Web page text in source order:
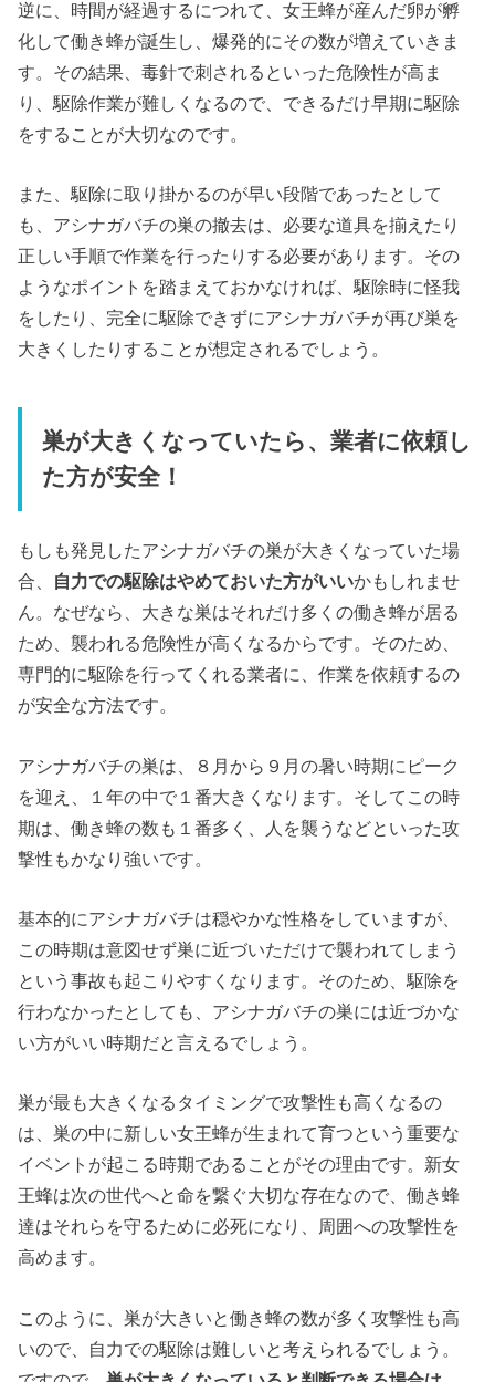
逆に、時間が経過するにつれて、女王蜂が産んだ卵が孵
化して働き蜂が誕生し、爆発的にその数が増えていきま
す。その結果、毒針で刺されるといった危険性が高ま
り、駆除作業が難しくなるので、できるだけ早期に駆除
をすることが大切なのです。
また、駆除に取り掛かるのが早い段階であったとして
も、アシナガバチの巣の撤去は、必要な道具を揃えたり
正しい手順で作業を行ったりする必要があります。その
ようなポイントを踏まえておかなければ、駆除時に怪我
をしたり、完全に駆除できずにアシナガバチが再び巣を
大きくしたりすることが想定されるでしょう。
巣が大きくなっていたら、業者に依頼し
た方が安全！
もしも発見したアシナガバチの巣が大きくなっていた場
合、 自力での駆除はやめておいた方がいいかもしれませ
ん。なぜなら、大きな巣はそれだけ多くの働き蜂が居る
ため、襲われる危険性が高くなるからです。そのため、
専門的に駆除を行ってくれる業者に、作業を依頼するの
が安全な方法です。
アシナガバチの巣は、８月から９月の暑い時期にピーク
を迎え、１年の中で１番大きくなります。そしてこの時
期は、働き蜂の数も１番多く、人を襲うなどといった攻
撃性もかなり強いです。
基本的にアシナガバチは穏やかな性格をしていますが、
この時期は意図せず巣に近づいただけで襲われてしまう
という事故も起こりやすくなります。そのため、駆除を
行わなかったとしても、アシナガバチの巣には近づかな
い方がいい時期だと言えるでしょう。
巣が最も大きくなるタイミングで攻撃性も高くなるの
は、巣の中に新しい女王蜂が生まれて育つという重要な
イベントが起こる時期であることがその理由です。新女
王蜂は次の世代へと命を繋ぐ大切な存在なので、働き蜂
達はそれらを守るために必死になり、周囲への攻撃性を
高めます。
このように、巣が大きいと働き蜂の数が多く攻撃性も高
いので、自力での駆除は難しいと考えられるでしょう。